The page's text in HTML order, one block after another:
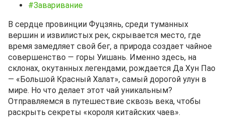
#Заваривание
В сердце провинции Фуцзянь, среди туманных
вершин и извилистых рек, скрывается место, где
время замедляет свой бег, а природа создает чайное
совершенство — горы Уишань. Именно здесь, на
склонах, окутанных легендами, рождается Да Хун Пао
— «Большой Красный Халат», самый дорогой улун в
мире. Но что делает этот чай уникальным?
Отправляемся в путешествие сквозь века, чтобы
раскрыть секреты «короля китайских чаев».